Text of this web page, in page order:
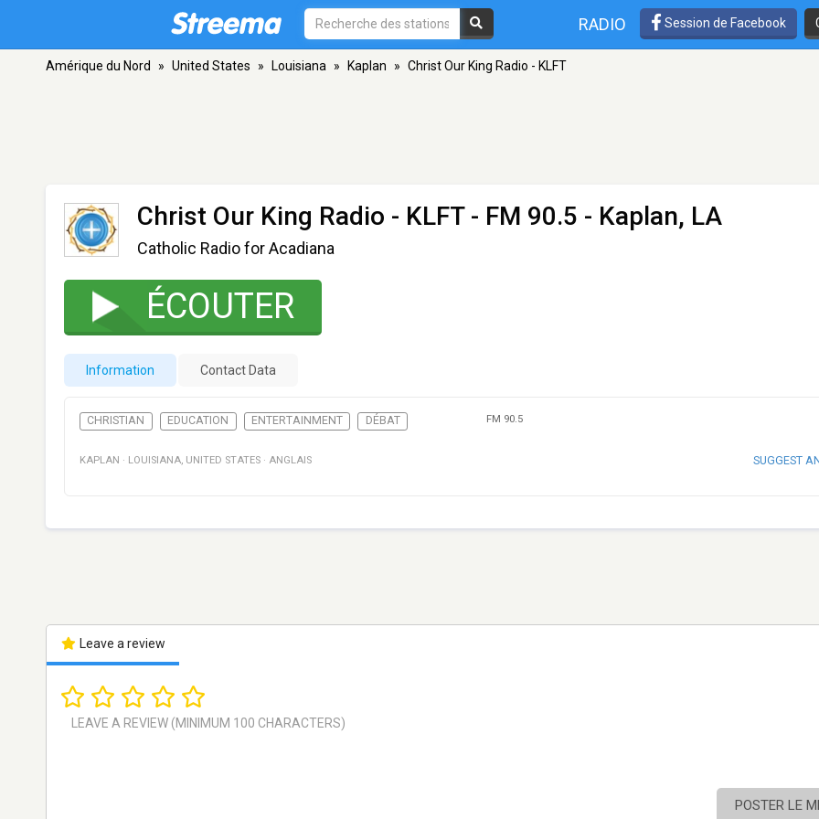
RADIO Session de Facebook
Amérique du Nord » United States » Louisiana » Kaplan » Christ Our King Radio - KLFT
Christ Our King Radio - KLFT- FM 90.5 - Kaplan, LA
Catholic Radio for Acadiana
ÉCOUTER
Information Contact Data
CHRISTIAN EDUCATION ENTERTAINMENT DÉBAT FM 90.5
KAPLAN · LOUISIANA, UNITED STATES · ANGLAIS SUGGEST
Leave a review
POSTER LE